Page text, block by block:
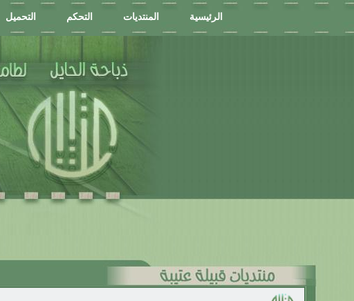
الرئيسية المنتديات التحكم التحميل